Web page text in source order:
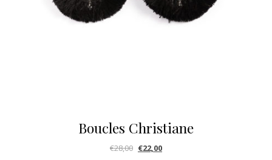
Boucles Christiane
€28,00 €22,00